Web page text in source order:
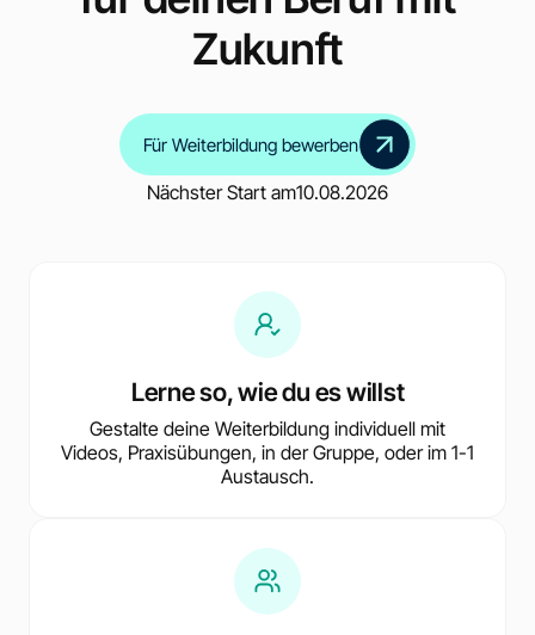
Zukunft
Für Weiterbildung bewerben
Nächster Start am10.08.2026
Lerne so, wie du es willst
Gestalte deine Weiterbildung individuell mit
Videos, Praxisübungen, in der Gruppe, oder im 1-1
Austausch.